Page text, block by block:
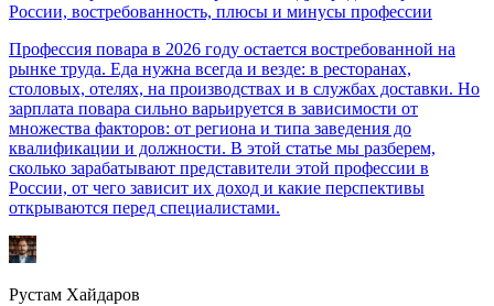
России, востребованность, плюсы и минусы профессии
Профессия повара в 2026 году остается востребованной на
рынке труда. Еда нужна всегда и везде: в ресторанах,
столовых, отелях, на производствах и в службах доставки. Но
зарплата повара сильно варьируется в зависимости от
множества факторов: от региона и типа заведения до
квалификации и должности. В этой статье мы разберем,
сколько зарабатывают представители этой профессии в
России, от чего зависит их доход и какие перспективы
открываются перед специалистами.
Рустам Хайдаров